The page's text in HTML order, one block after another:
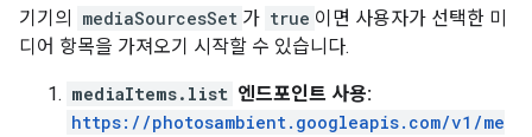
기기의 mediaSourcesSet 가 true 이면 사용자가 선택한 미
디어 항목을 가져오기 시작할 수 있습니다.
mediaItems.list 엔드포인트 사용:
https://photosambient.googleapis.com/v1/me